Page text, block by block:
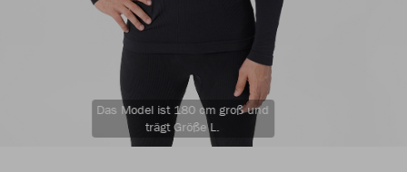
Das Model ist 180 cm groß und
trägt Größe L.